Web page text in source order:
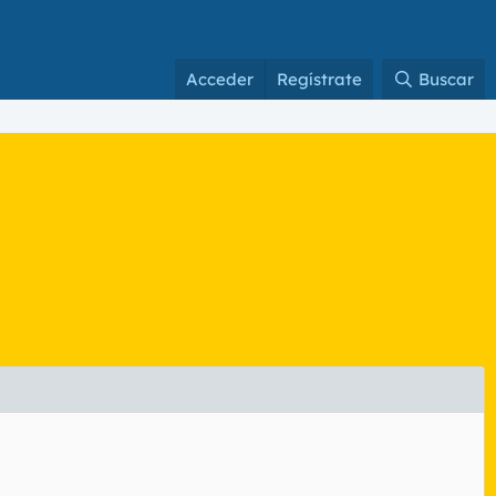
Acceder Regístrate Buscar